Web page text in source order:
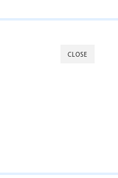
CLOSE